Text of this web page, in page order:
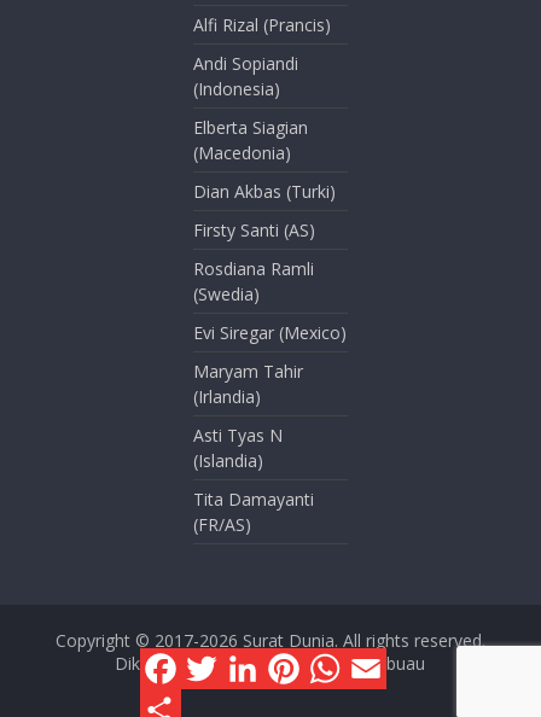
Alfi Rizal (Prancis)
Andi Sopiandi
(Indonesia)
Elberta Siagian
(Macedonia)
Dian Akbas (Turki)
Firsty Santi (AS)
Rosdiana Ramli
(Swedia)
Evi Siregar (Mexico)
Maryam Tahir
(Irlandia)
Asti Tyas N
(Islandia)
Tita Damayanti
(FR/AS)
Copyright © 2017-2026 Surat Dunia. All rights reserved.
Dikelola oleh Dini Kusmana Massabuau
F
a
c
T
w
i
L
n
P
n
W
h
a
E
m